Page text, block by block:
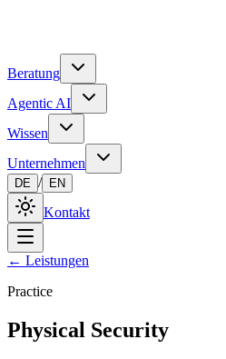
Beratung
Agentic AI
Wissen
Unternehmen
DE / EN
Kontakt
← Leistungen
Practice
Physical Security